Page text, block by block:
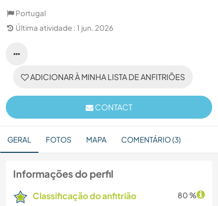
Portugal
Última atividade : 1 jun. 2026
ADICIONAR À MINHA LISTA DE ANFITRIÕES
CONTACT
GERAL FOTOS MAPA COMENTÁRIO (3)
Informações do perfil
Classificação do anfitrião 80 %